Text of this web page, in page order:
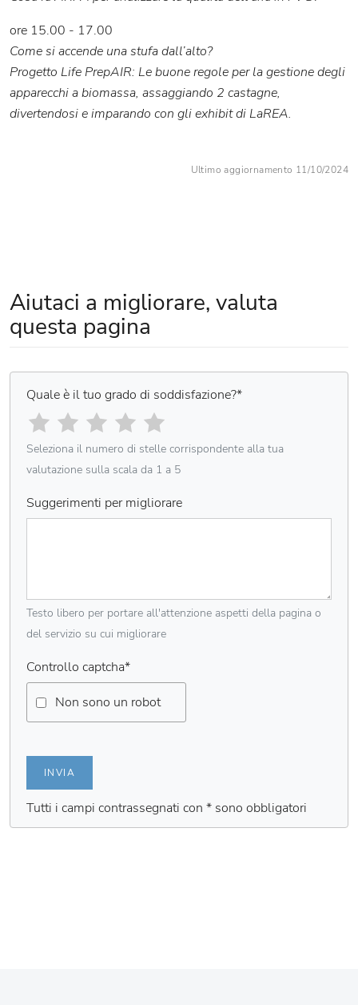
ore 15.00 - 17.00
Come si accende una stufa dall’alto?
Progetto Life PrepAIR: Le buone regole per la gestione degli
apparecchi a biomassa, assaggiando 2 castagne,
divertendosi e imparando con gli exhibit di LaREA.
Ultimo aggiornamento 11/10/2024
Aiutaci a migliorare, valuta
questa pagina
Quale è il tuo grado di soddisfazione?*
Seleziona il numero di stelle corrispondente alla tua
valutazione sulla scala da 1 a 5
Suggerimenti per migliorare
Testo libero per portare all'attenzione aspetti della pagina o
del servizio su cui migliorare
Controllo captcha*
Non sono un robot
INVIA
Tutti i campi contrassegnati con * sono obbligatori